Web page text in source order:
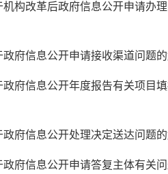
构改革后政府信息公开申请办
府信息公开申请接收渠道问题
府信息公开年度报告有关项目
府信息公开处理决定送达问题
府信息公开申请答复主体有关